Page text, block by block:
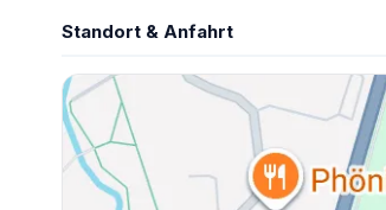
Standort & Anfahrt